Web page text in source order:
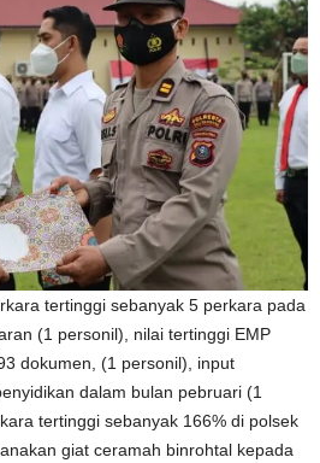
tertinggi sebanyak 5 perkara pada
(1 personil), nilai tertinggi EMP
dokumen, (1 personil), input
dalam bulan pebruari (1
tertinggi sebanyak 166% di polsek
giat ceramah binrohtal kepada